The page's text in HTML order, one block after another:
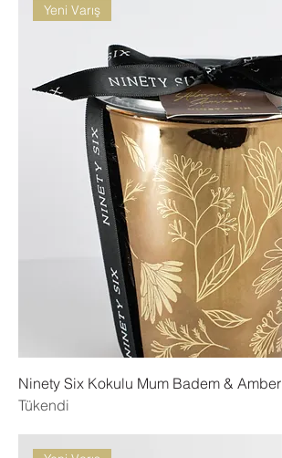
Yeni Varış
Ninety Six Kokulu Mum Badem & Amber
Tükendi